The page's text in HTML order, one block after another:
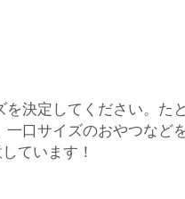
決定してください。た
口サイズのおやつなど
ています！